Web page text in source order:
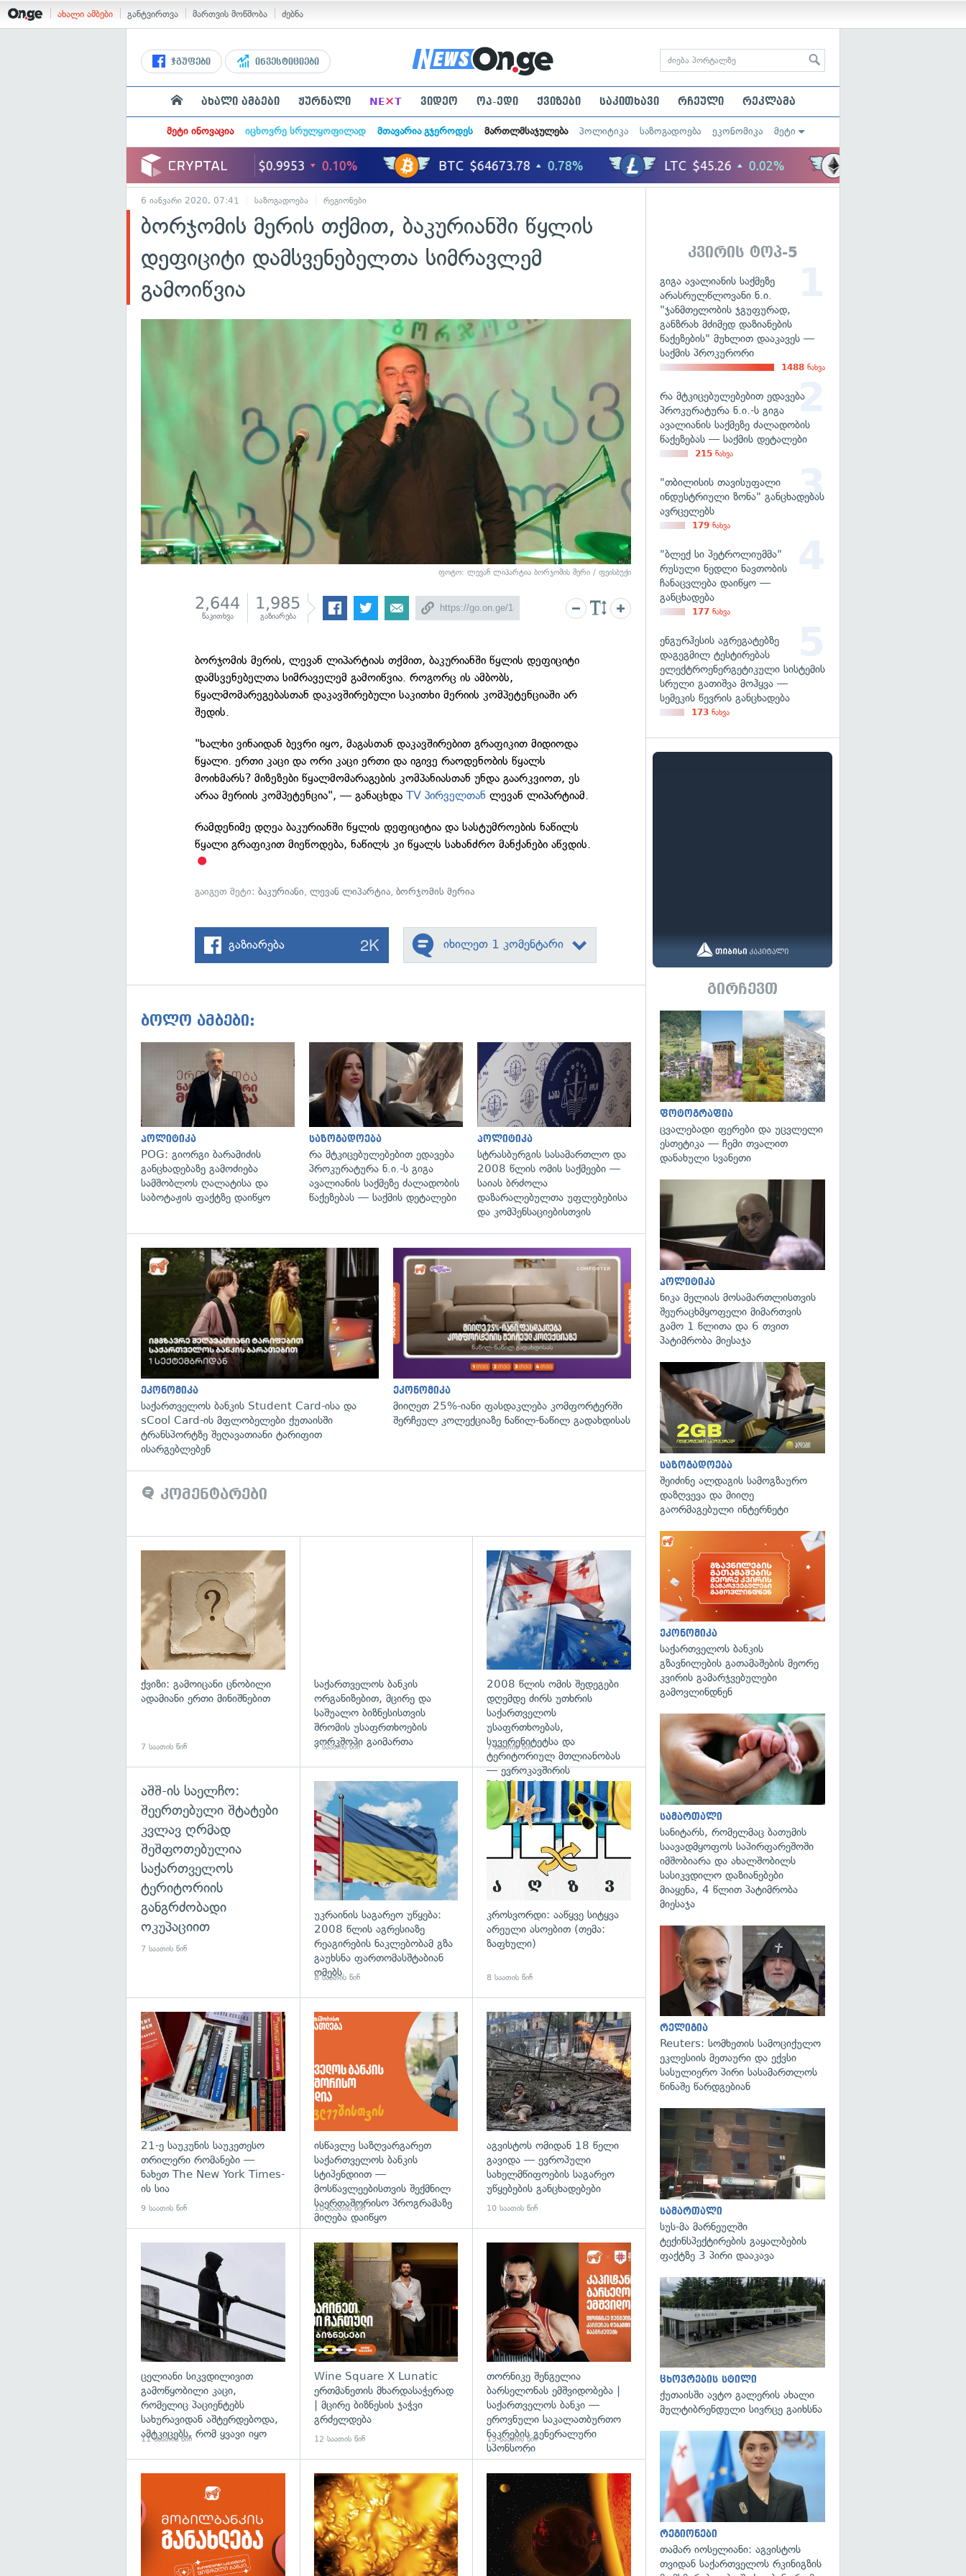
ახალი ამბები განტვირთვა მართვის მოწმობა ძებნა
ჯგუფები ინვესტიციები
ახალი ამბები ჟურნალი NE×T ვიდეო ოპ-ედი ქვიზები საკითხავი რჩეული რეკლამა
მეტი ინოვაცია იცხოვრე სრულყოფილად მთავარია გჯეროდეს მართლმსაჯულება პოლიტიკა საზოგადოება ეკონომიკა მეტი
6 იანვარი 2020, 07:41 საზოგადოება რეგიონები
ბორჯომის მერის თქმით, ბაკურიანში წყლის
დეფიციტი დამსვენებელთა სიმრავლემ
გამოიწვია
ფოტო: ლევან ლიპარტია ბორჯომის მერი / ფეისბუქი
2,644
წაკითხვა
1,985
გაზიარება
ბორჯომის მერის, ლევან ლიპარტიას თქმით, ბაკურიანში წყლის დეფიციტი
დამსვენებელთა სიმრაველემ გამოიწვია. როგორც ის ამბობს,
წყალმომარეგებასთან დაკავშირებული საკითხი მერიის კომპეტენციაში არ
შედის.
"ხალხი ვინაიდან ბევრი იყო, მაგასთან დაკავშირებით გრაფიკით მიდიოდა
წყალი. ერთი კაცი და ორი კაცი ერთი და იგივე რაოდენობის წყალს
მოიხმარს? მიზეზები წყალმომარაგების კომპანიასთან უნდა გაარკვიოთ, ეს
არაა მერიის კომპეტენცია", — განაცხდაTV პირველთან ლევან ლიპარტიამ.
რამდენიმე დღეა ბაკურიანში წყლის დეფიციტია და სასტუმროების ნაწილს
წყალი გრაფიკით მიეწოდება, ნაწილს კი წყალს სახანძრო მანქანები აწვდის.
გაიგეთ მეტი:ბაკურიანი,ლევან ლიპარტია,ბორჯომის მერია
გაზიარება 2K იხილეთ 1 კომენტარი
ბოლო ამბები:
გადახედვა
პოლიტიკა
POG: გიორგი ბარამიძის
განცხადებაზე გამოძიება
სამშობლოს ღალატისა და
საბოტაჟის ფაქტზე დაიწყო
გადახედვა
საზოგადოება
რა მტკიცებულებებით ედავება
პროკურატურა ნ.ი.-ს გიგა
ავალიანის საქმეზე ძალადობის
წაქეზებას — საქმის დეტალები
გადახედვა
პოლიტიკა
სტრასბურგის სასამართლო და
2008 წლის ომის საქმეები —
საიას ბრძოლა
დაზარალებულთა უფლებებისა
და კომპენსაციებისთვის
ეკონომიკა
საქართველოს ბანკის Student Card-ისა და
sCool Card-ის მფლობელები ქუთაისში
ტრანსპორტზე შეღავათიანი ტარიფით
ისარგებლებენ
ეკონომიკა
მიიღეთ 25%-იანი ფასდაკლება კომფორტერში
შერჩეულ კოლექციაზე ნაწილ-ნაწილ გადახდისას
კომენტარები
ქვიზი: გამოიცანი ცნობილი
ადამიანი ერთი მინიშნებით
7 საათის წინ
საქართველოს ბანკის
ორგანიზებით, მცირე და
საშუალო ბიზნესისთვის
შრომის უსაფრთხოების
ვორკშოპი გაიმართა
7 საათის წინ
გადახედვა
2008 წლის ომის შედეგები
დღემდე ძირს უთხრის
საქართველოს
უსაფრთხოებას,
სუვერენიტეტსა და
ტერიტორიულ მთლიანობას
— ევროკავშირის
პრესპიკერის განცხადება
7 საათის წინ
აშშ-ის საელჩო:
შეერთებული შტატები
კვლავ ღრმად
შეშფოთებულია
საქართველოს
ტერიტორიის
განგრძობადი
ოკუპაციით
7 საათის წინ
გადახედვა
უკრაინის საგარეო უწყება:
2008 წლის აგრესიაზე
რეაგირების ნაკლებობამ გზა
გაუხსნა ფართომასშტაბიან
ომებს
8 საათის წინ
გადახედვა
კროსვორდი: ააწყვე სიტყვა
არეული ასოებით (თემა:
ზაფხული)
8 საათის წინ
გადახედვა
21-ე საუკუნის საუკეთესო
თრილერი რომანები —
ნახეთ The New York Times-
ის სია
9 საათის წინ
ისწავლე საზღვარგარეთ
საქართველოს ბანკის
სტიპენდიით —
მოსწავლეებისთვის შექმნილ
საერთაშორისო პროგრამაზე
მიღება დაიწყო
10 საათის წინ
გადახედვა
აგვისტოს ომიდან 18 წელი
გავიდა — ევროპული
სახელმწიფოების საგარეო
უწყებების განცხადებები
10 საათის წინ
გადახედვა
ცელიანი სიკვდილივით
გამოწყობილი კაცი,
რომელიც პაციენტებს
სახურავიდან აშტერდებოდა,
ამტკიცებს, რომ ყვავი იყო
11 საათის წინ
Wine Square X Lunatic
ერთმანეთის მხარდასაჭერად
| მცირე ბიზნესის ჯაჭვი
გრძელდება
12 საათის წინ
თორნიკე შენგელია
ბარსელონას ემშვიდობება |
საქართველოს ბანკი —
ეროვნული საკალათბურთო
ნაკრების გენერალური
სპონსორი
13 საათის წინ
გადახედვა გადახედვა
კვირის ტოპ-5
გიგა ავალიანის საქმეზე
არასრულწლოვანი ნ.ი.
"ჯანმთელობის ჯგუფურად,
განზრახ მძიმედ დაზიანების
წაქეზების" მუხლით დააკავეს —
საქმის პროკურორი
1488 ნახვა
რა მტკიცებულებებით ედავება
პროკურატურა ნ.ი.-ს გიგა
ავალიანის საქმეზე ძალადობის
წაქეზებას — საქმის დეტალები
215 ნახვა
"თბილისის თავისუფალი
ინდუსტრიული ზონა" განცხადებას
ავრცელებს
179 ნახვა
"ბლექ სი პეტროლიუმმა"
რუსული ნედლი ნავთობის
ჩანაცვლება დაიწყო —
განცხადება
177 ნახვა
ენგურჰესის აგრეგატებზე
დაგეგმილ ტესტირებას
ელექტროენერგეტიკული სისტემის
სრული გათიშვა მოჰყვა —
სემეკის წევრის განცხადება
173 ნახვა
გირჩევთ
ფოტოგრაფია
ცვალებადი ფერები და უცვლელი
ესთეტიკა — ჩემი თვალით
დანახული სვანეთი
პოლიტიკა
ნიკა მელიას მოსამართლისთვის
შეურაცხმყოფელი მიმართვის
გამო 1 წლითა და 6 თვით
პატიმრობა მიესაჯა
საზოგადოება
შეიძინე ალდაგის სამოგზაურო
დაზღვევა და მიიღე
გაორმაგებული ინტერნეტი
ეკონომიკა
საქართველოს ბანკის
გზავნილების გათამაშების მეორე
კვირის გამარჯვებულები
გამოვლინდნენ
სამართალი
სანიტარს, რომელმაც ბათუმის
საავადმყოფოს საპირფარეშოში
იმშობიარა და ახალშობილს
სასიკვდილო დაზიანებები
მიაყენა, 4 წლით პატიმრობა
მიესაჯა
რელიგია
Reuters: სომხეთის სამოციქულო
ეკლესიის მეთაური და ექვსი
სასულიერო პირი სასამართლოს
წინაშე წარდგებიან
სამართალი
სუს-მა მარნეულში
ტექინსპექტირების გაყალბების
ფაქტზე 3 პირი დააკავა
ცხოვრების სტილი
ქუთაისში ავტო გალერის ახალი
მულტიბრენდული სივრცე გაიხსნა
რეგიონები
თამარ იოსელიანი: აგვისტოს
თვიდან საქართველოს რკინიგზის